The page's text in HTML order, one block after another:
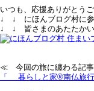
いつも、応援ありがとうご
↓ ↓ にほんブログ村に参
↓ ↓ 皆さまのあたたかい
≪ 今回の旅に纏わる記
「 暮らしと家®南仏旅